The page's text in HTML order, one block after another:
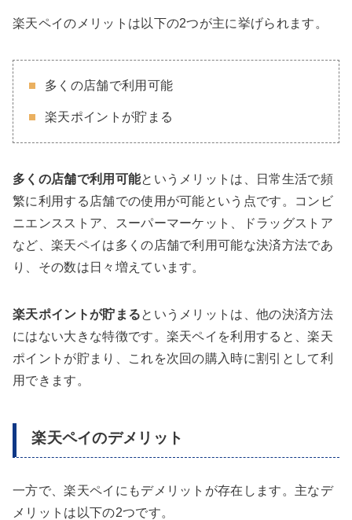
楽天ペイのメリットは以下の2つが主に挙げられます。
多くの店舗で利用可能
楽天ポイントが貯まる
多くの店舗で利用可能というメリットは、日常生活で頻
繁に利用する店舗での使用が可能という点です。コンビ
ニエンスストア、スーパーマーケット、ドラッグストア
など、楽天ペイは多くの店舗で利用可能な決済方法であ
り、その数は日々増えています。
楽天ポイントが貯まるというメリットは、他の決済方法
にはない大きな特徴です。楽天ペイを利用すると、楽天
ポイントが貯まり、これを次回の購入時に割引として利
用できます。
楽天ペイのデメリット
一方で、楽天ペイにもデメリットが存在します。主なデ
メリットは以下の2つです。